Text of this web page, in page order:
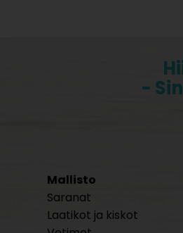
-
Mallisto
Saranat
Laatikot ja kiskot